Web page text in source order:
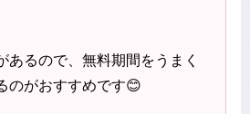
あるので、無料期間をうまく
のがおすすめです😊